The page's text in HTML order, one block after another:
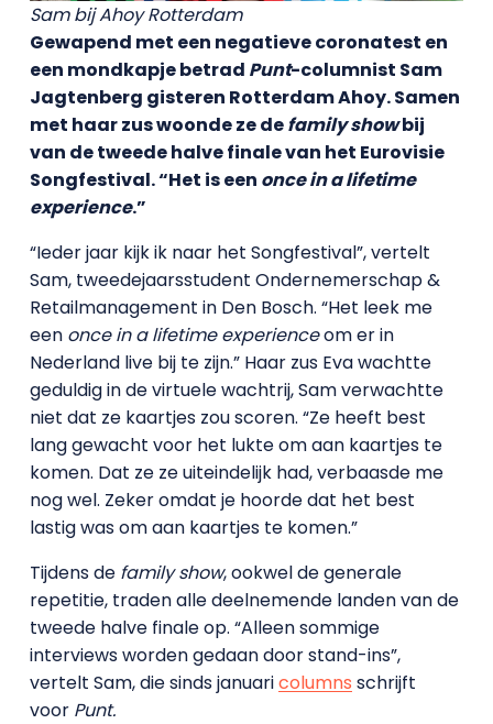
Sam bij Ahoy Rotterdam
Gewapend met een negatieve coronatest en
een mondkapje betrad Punt-columnist Sam
Jagtenberg gisteren Rotterdam Ahoy. Samen
met haar zus woonde ze defamily showbij
van de tweede halve finale van het Eurovisie
Songfestival. “Het is een once in a lifetime
experience.”
“Ieder jaar kijk ik naar het Songfestival”, vertelt
Sam, tweedejaarsstudent Ondernemerschap &
Retailmanagement in Den Bosch. “Het leek me
een once in a lifetime experienceom er in
Nederland live bij te zijn.” Haar zus Eva wachtte
geduldig in de virtuele wachtrij, Sam verwachtte
niet dat ze kaartjes zou scoren. “Ze heeft best
lang gewacht voor het lukte om aan kaartjes te
komen. Dat ze ze uiteindelijk had, verbaasde me
nog wel. Zeker omdat je hoorde dat het best
lastig was om aan kaartjes te komen.”
Tijdens de family show, ookwel de generale
repetitie, traden alle deelnemende landen van de
tweede halve finale op. “Alleen sommige
interviews worden gedaan door stand-ins”,
vertelt Sam, die sinds januaricolumns schrijft
voor Punt.